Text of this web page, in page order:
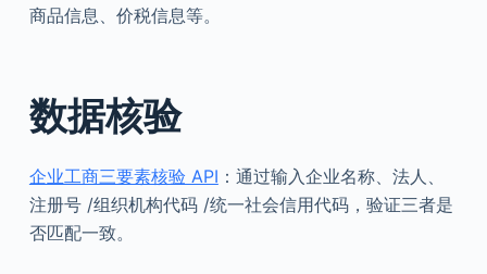
商品信息、价税信息等。
数据核验
企业工商三要素核验 API ：通过输入企业名称、法人、
注册号 /组织机构代码 /统一社会信用代码，验证三者是
否匹配一致。